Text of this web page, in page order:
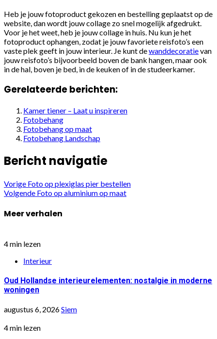
Heb je jouw fotoproduct gekozen en bestelling geplaatst op de
website, dan wordt jouw collage zo snel mogelijk afgedrukt.
Voor je het weet, heb je jouw collage in huis. Nu kun je het
fotoproduct ophangen, zodat je jouw favoriete reisfoto’s een
vaste plek geeft in jouw interieur. Je kunt dewanddecoratievan
jouw reisfoto’s bijvoorbeeld boven de bank hangen, maar ook
in de hal, boven je bed, in de keuken of in de studeerkamer.
Gerelateerde berichten:
Kamer tiener – Laat u inspireren
Fotobehang
Fotobehang op maat
Fotobehang Landschap
Bericht navigatie
Vorige Foto op plexiglas pier bestellen
Volgende Foto op aluminium op maat
Meer verhalen
4 min lezen
Interieur
Oud Hollandse interieurelementen: nostalgie in moderne
woningen
augustus 6, 2026Siem
4 min lezen